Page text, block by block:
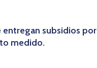
entregan subsidios por
medido.